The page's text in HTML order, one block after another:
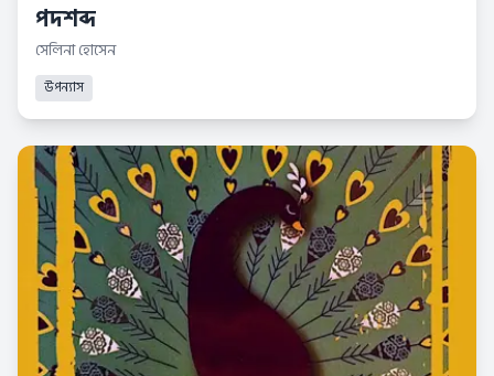
পদশব্দ
সেলিনা হোসেন
উপন্যাস